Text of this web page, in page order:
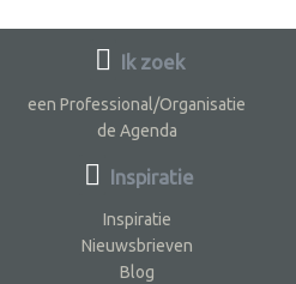
Ik zoek
een Professional/Organisatie
de Agenda
Inspiratie
Inspiratie
Nieuwsbrieven
Blog